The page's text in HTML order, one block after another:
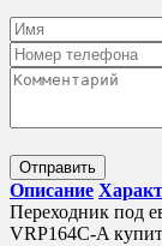
Отправить
Описание
Переходник под
VRP164C-A